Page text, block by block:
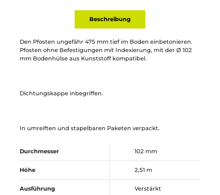
Beschreibung
Den Pfosten ungefähr 475 mm tief im Boden einbetonieren.
Pfosten ohne Befestigungen mit Indexierung, mit der Ø 102
mm Bodenhülse aus Kunststoff kompatibel.
Dichtungskappe inbegriffen.
In umreiften und stapelbaren Paketen verpackt.
Durchmesser 102 mm
Höhe 2,51 m
Ausführung Verstärkt